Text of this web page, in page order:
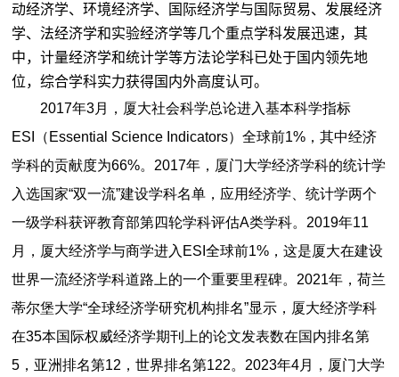
动经济学、环境经济学、国际经济学与国际贸易、发展经济
学、法经济学和实验经济学等几个重点学科发展迅速，其
中，计量经济学和统计学等方法论学科已处于国内领先地
位，综合学科实力获得国内外高度认可。
2017年3月，厦大社会科学总论进入基本科学指标
ESI（Essential Science Indicators）全球前1%，其中经济
学科的贡献度为66%。 2017年，厦门大学经济学科的统计学
入选国家“双一流”建设学科名单，应用经济学、统计学两个
一级学科获评教育部第四轮学科评估A类学科。2019年11
月，厦大经济学与商学进入ESI全球前1%，这是厦大在建设
世界一流经济学科道路上的一个重要里程碑。2021年，荷兰
蒂尔堡大学“全球经济学研究机构排名”显示，厦大经济学科
在35本国际权威经济学期刊上的论文发表数在国内排名第
5，亚洲排名第12，世界排名第122。 2023年4月，厦门大学